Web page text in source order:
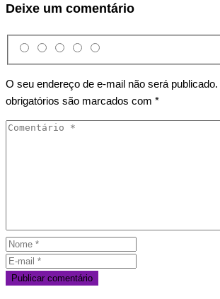
Deixe um comentário
O seu endereço de e-mail não será publicado.
obrigatórios são marcados com *